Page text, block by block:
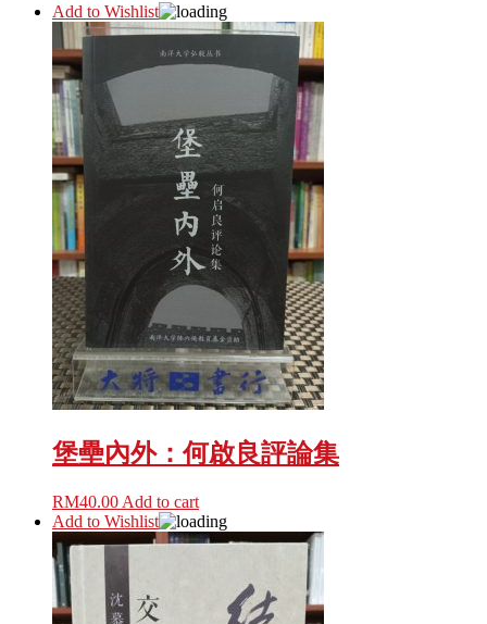
Add to Wishlist
堡壘內外：何啟良評論集
RM40.00 Add to cart
Add to Wishlist